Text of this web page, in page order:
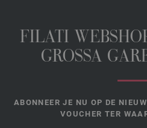
FILATI
GROSSA
ABONNEER JE NU OP DE
VOUCHER TER